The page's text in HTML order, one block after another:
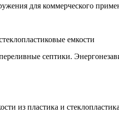
для коммерческого
емкости
септики.
из пластика и